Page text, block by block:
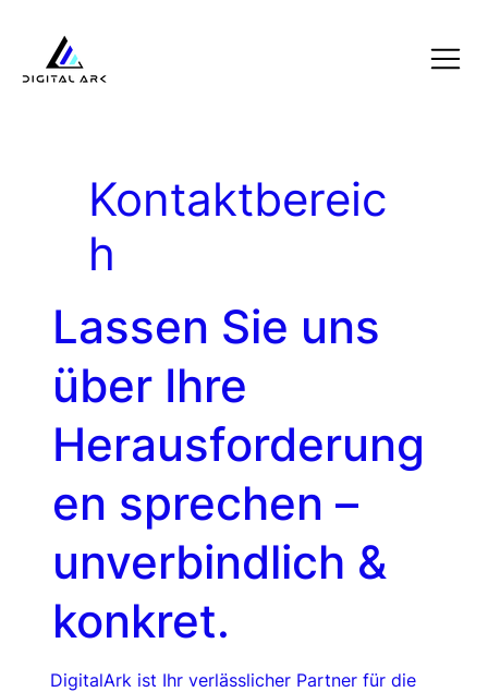
Kontaktbereic
h
Lassen Sie uns
über Ihre
Herausforderung
en sprechen –
unverbindlich &
konkret.
DigitalArk ist Ihr verlässlicher Partner für die